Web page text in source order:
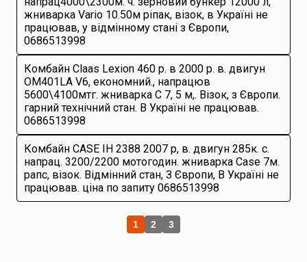
жниварка Vario 10.50м ріпак, візок, в Україні не
працював, у відмінному стані з Європи,
0686513998
Комбайн Claas Lexion 460 р. в 2000 р. в. двигун
ОМ401LA V6, економний., напрацюв
5600\4100мтг. жниварка C 7, 5 м,. Візок, з Європи.
гарний технічний стан. В Україні не працював.
0686513998
Комбайн CASE IH 2388 2007 р, в. двигун 285к. с.
напрац. 3200/2200 мотогодин. жниварка Case 7м.
рапс, візок. Відмінний стан, З Європи, В Україні не
працював. ціна по запиту 0686513998
1 2 3